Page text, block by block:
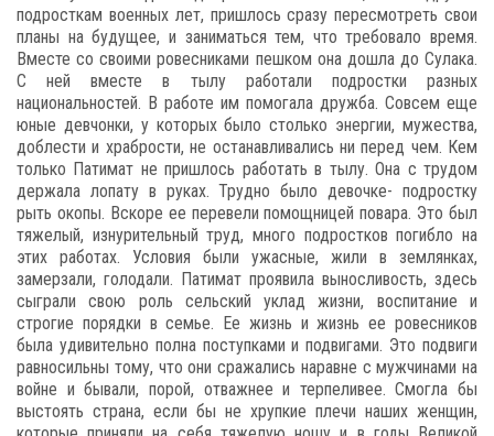
подросткам военных лет, пришлось сразу пересмотреть свои
планы на будущее, и заниматься тем, что требовало время.
Вместе со своими ровесниками пешком она дошла до Сулака.
С ней вместе в тылу работали подростки разных
национальностей. В работе им помогала дружба. Совсем еще
юные девчонки, у которых было столько энергии, мужества,
доблести и храбрости, не останавливались ни перед чем. Кем
только Патимат не пришлось работать в тылу. Она с трудом
держала лопату в руках. Трудно было девочке- подростку
рыть окопы. Вскоре ее перевели помощницей повара. Это был
тяжелый, изнурительный труд, много подростков погибло на
этих работах. Условия были ужасные, жили в землянках,
замерзали, голодали. Патимат проявила выносливость, здесь
сыграли свою роль сельский уклад жизни, воспитание и
строгие порядки в семье. Ее жизнь и жизнь ее ровесников
была удивительно полна поступками и подвигами. Это подвиги
равносильны тому, что они сражались наравне с мужчинами на
войне и бывали, порой, отважнее и терпеливее. Смогла бы
выстоять страна, если бы не хрупкие плечи наших женщин,